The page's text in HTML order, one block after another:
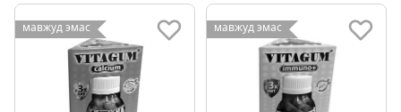
мавжуд эмас мавжуд эмас